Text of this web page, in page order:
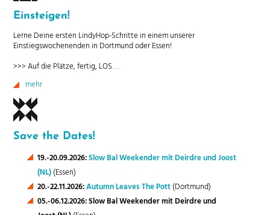
Einsteigen!
Lerne Deine ersten LindyHop-Schritte in einem unserer
Einstiegswochenenden in Dortmund oder Essen!
>>> Auf die Plätze, fertig, LOS. . .
mehr
Save the Dates!
19.-20.09.2026:Slow Bal Weekender mit Deirdre und Joost
(NL)(Essen)
20.-22.11.2026:Autumn Leaves The Pott(Dortmund)
05.-06.12.2026: Slow Bal Weekender mit Deirdre und